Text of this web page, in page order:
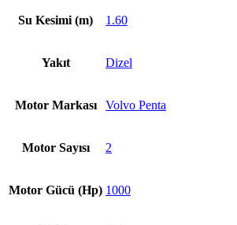
Su Kesimi (m) 1.60
Yakıt Dizel
Motor Markası Volvo Penta
Motor Sayısı 2
Motor Gücü (Hp) 1000